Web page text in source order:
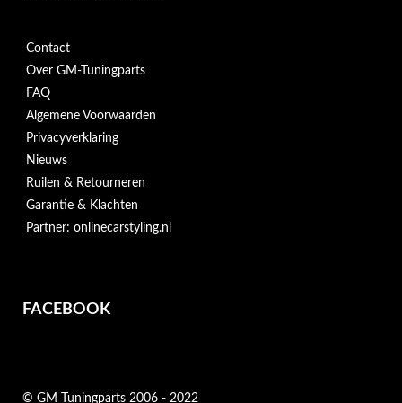
Contact
Over GM-Tuningparts
FAQ
Algemene Voorwaarden
Privacyverklaring
Nieuws
Ruilen & Retourneren
Garantie & Klachten
Partner: onlinecarstyling.nl
FACEBOOK
© GM Tuningparts 2006 - 2022